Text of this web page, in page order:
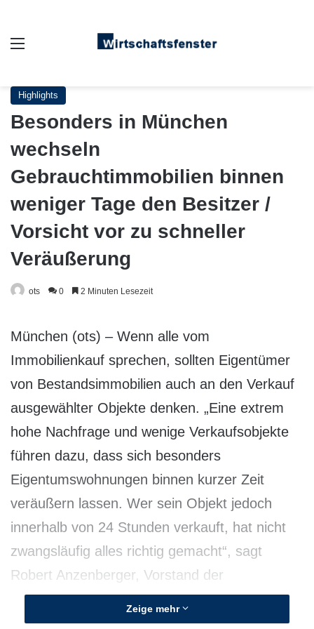
Highlights
Besonders in München
wechseln
Gebrauchtimmobilien binnen
weniger Tage den Besitzer /
Vorsicht vor zu schneller
Veräußerung
ots 0 2 Minuten Lesezeit
München (ots) – Wenn alle vom
Immobilienkauf sprechen, sollten Eigentümer
von Bestandsimmobilien auch an den Verkauf
ausgewählter Objekte denken. „Eine extrem
hohe Nachfrage und wenige Verkaufsobjekte
führen dazu, dass sich besonders
Eigentumswohnungen binnen kurzer Zeit
veräußern lassen. Wer sein Objekt jedoch
innerhalb von 24 Stunden verkauft, hat nicht
zwangsläufig alles richtig gemacht“, sagt
Robert Anzenberger, Vorstand der
PlanetHome AG.
Zeige mehr